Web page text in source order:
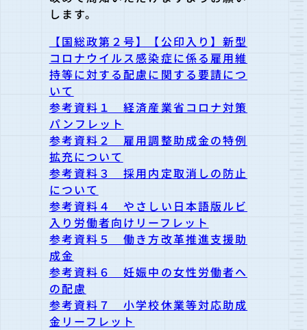
します。
【国総政第２号】【公印入り】新型
コロナウイルス感染症に係る雇用維
持等に対する配慮に関する要請につ
いて
参考資料１ 経済産業省コロナ対策
パンフレット
参考資料２ 雇用調整助成金の特例
拡充について
参考資料３ 採用内定取消しの防止
について
参考資料４ やさしい日本語版ルビ
入り労働者向けリーフレット
参考資料５ 働き方改革推進支援助
成金
参考資料６ 妊娠中の女性労働者へ
の配慮
参考資料７ 小学校休業等対応助成
金リーフレット